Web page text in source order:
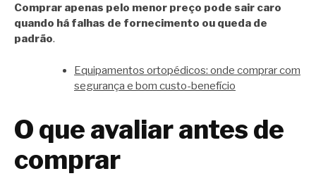
Comprar apenas pelo menor preço pode sair caro
quando há falhas de fornecimento ou queda de
padrão.
Equipamentos ortopédicos: onde comprar com
segurança e bom custo-benefício
O que avaliar antes de
comprar